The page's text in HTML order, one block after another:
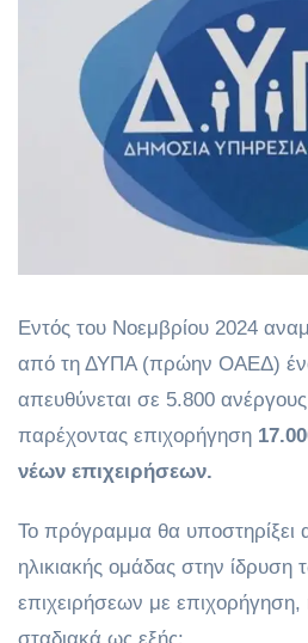
Εντός του Νοεμβρίου 2024
από τη ΔΥΠΑ (πρώην ΟΑΕΔ)
απευθύνεται σε 5.800
παρέχοντας επιχορήγηση
νέων επιχειρήσεων.
Το πρόγραμμα θα υποστηρίξει
ηλικιακής ομάδας στην ίδρυση
επιχειρήσεων με